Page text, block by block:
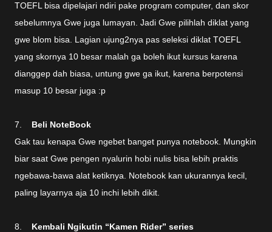
TOEFL bisa dipelajari ndiri pake program computer, dan skor
sebelumnya Gwe juga lumayan. Jadi Gwe pilihlah diklat yang
gwe blom bisa. Lagian ujung2nya pas seleksi diklat TOEFL
yang skornya 10 besar malah ga boleh ikut kursus karena
dianggep dah biasa, untung gwe ga ikut, karena berpotensi
masup 10 besar juga :p
7. Beli NoteBook
Gak tau kenapa Gwe ngebet banget punya notebook. Mungkin
biar saat Gwe pengen nyalurin hobi nulis bisa lebih praktis
ngebawa-bawa alat ketiknya. Notebook kan ukurannya kecil,
paling layarnya aja 10 inchi lebih dikit.
8. Kembali Ngikutin “Kamen Rider” series